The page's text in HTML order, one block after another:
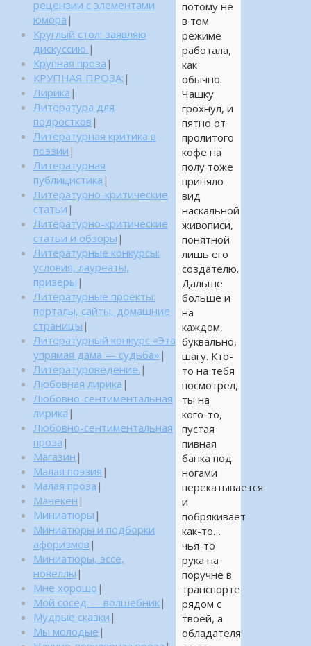
потому не
в том
режиме
работала,
как
обычно.
Чашку
грохнул, и
пятно от
пролитого
кофе на
полу тоже
приняло
вид
наскальной
живописи,
понятной
лишь его
создателю.
Дальше
больше и
на
каждом,
буквально,
шагу. Кто-
то на тебя
посмотрел,
ты на
кого-то,
пустая
пивная
банка под
ногами
перекатывается
и
побрякивает
как-то…
чья-то
рука на
поручне в
транспорте
рядом с
твоей, а
обладателя
рецензии с элементами
юмора |
Круглый стол: заявляю
дискуссию. |
Крупная проза |
КРУПНАЯ ПРОЗА: |
Лирика |
Литература для
подростков |
Литературная критика в
поэзии |
Литературная
публицистика |
Литературно-критические
статьи |
Литературно-критические
статьи и обзоры |
Литературные конкурсы:
условия, лауреаты,
призеры |
Литературные проекты:
порталы, сайты, домашние
страницы |
Литературный конкурс «Эта
упрямая дама — судьба» |
Литературоведение. |
Любовная лирика |
Любовно-сентиментальная
лирика |
Любовно-сентиментальная
проза |
Магазин |
Малая поэзия |
Малая проза |
Манекен |
Миниатюры |
Миниатюры и подборки
афоризмов |
Миниатюры, эссе,
новеллы |
Мне хорошо |
Мой сосед — волшебник|
Мудрые сказки |
Мы молодые |